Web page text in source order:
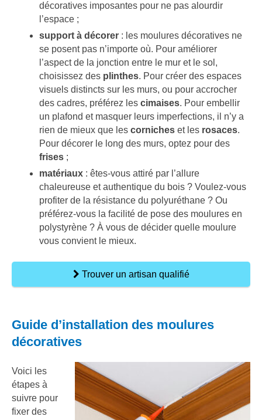
décoratives imposantes pour ne pas alourdir
l’espace ;
support à décorer: les moulures décoratives ne
se posent pas n’importe où. Pour améliorer
l’aspect de la jonction entre le mur et le sol,
choisissez des plinthes. Pour créer des espaces
visuels distincts sur les murs, ou pour accrocher
des cadres, préférez les cimaises. Pour embellir
un plafond et masquer leurs imperfections, il n’y a
rien de mieux que les cornicheset les rosaces.
Pour décorer le long des murs, optez pour des
frises;
matériaux: êtes-vous attiré par l’allure
chaleureuse et authentique du bois ? Voulez-vous
profiter de la résistance du polyuréthane ? Ou
préférez-vous la facilité de pose des moulures en
polystyrène ? À vous de décider quelle moulure
vous convient le mieux.
Trouver un artisan qualifié
Guide d’installation des moulures
décoratives
Voici les
étapes à
suivre pour
fixer des